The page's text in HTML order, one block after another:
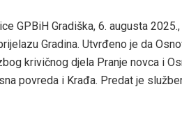
GPBiH Gradiška, 6. augusta
Gradina. Utvrđeno je da
krivičnog djela Pranje novca i
povreda i Krađa. Predat je